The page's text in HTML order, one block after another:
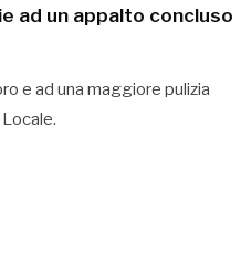
ad un appalto concluso
e ad una maggiore pulizia